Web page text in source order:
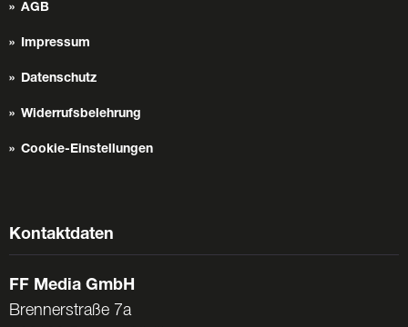
AGB
Impressum
Datenschutz
Widerrufsbelehrung
Cookie-Einstellungen
Kontaktdaten
FF Media GmbH
Brennerstraße 7a